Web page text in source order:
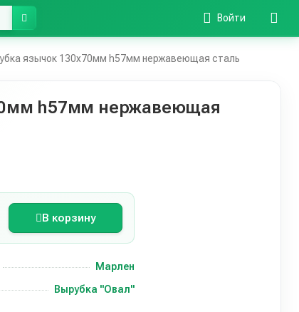
Войти
язычок 130х70мм h57мм нержавеющая сталь
h57мм нержавеющая
В корзину
Марлен
Вырубка "Овал"